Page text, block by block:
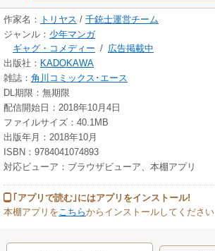
作家名： トリヤス / 千銃士運営チーム
ジャンル： 少年マンガ
ギャグ・コメディー / 広告掲載中
出版社： KADOKAWA
雑誌： 角川コミックス･エース
DL期限：無期限
配信開始日：2018年10月4日
ファイルサイズ：40.1MB
出版年月：2018年10月
ISBN：9784041074893
対応ビューア：ブラウザビューア、本棚アプリ
｢アプリで読む｣にはアプリをインストール!
本棚アプリを こちらからインストールしてください